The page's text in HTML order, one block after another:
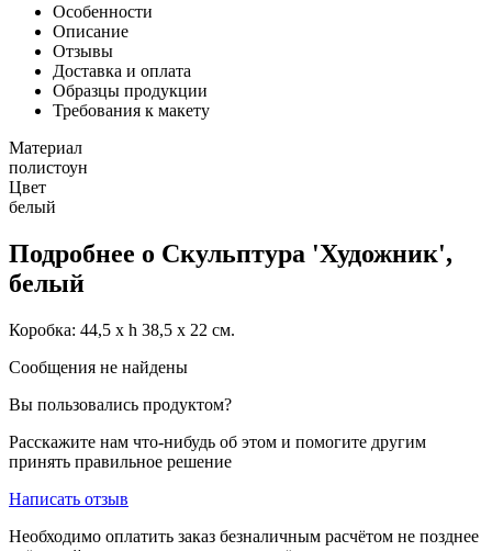
Особенности
Описание
Отзывы
Доставка и оплата
Образцы продукции
Требования к макету
Материал
полистоун
Цвет
белый
Подробнее о Скульптура 'Художник',
белый
Коробка: 44,5 x h 38,5 x 22 см.
Сообщения не найдены
Вы пользовались продуктом?
Расскажите нам что-нибудь об этом и помогите другим
принять правильное решение
Написать отзыв
Необходимо оплатить заказ безналичным расчётом не позднее